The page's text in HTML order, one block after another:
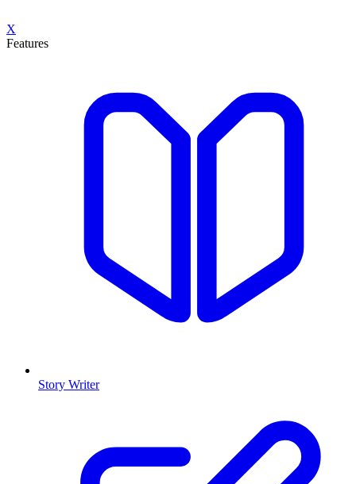
X
Features
Story Writer